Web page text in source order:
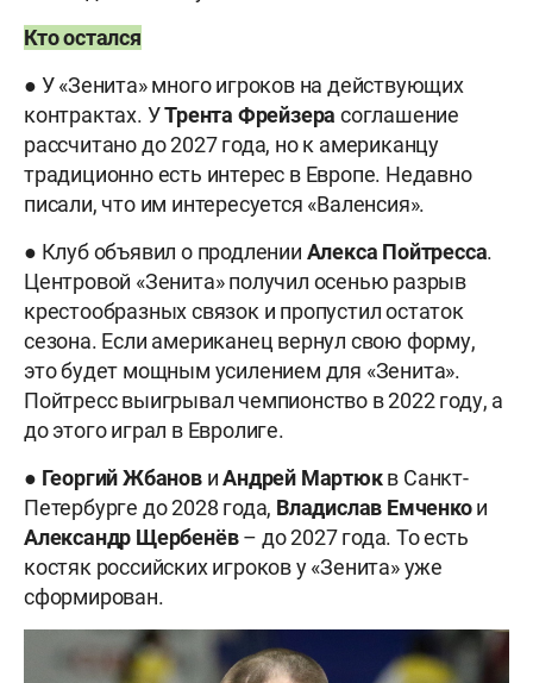
Кто остался
● У «Зенита» много игроков на действующих
контрактах. УТрента Фрейзерасоглашение
рассчитано до 2027 года, но к американцу
традиционно есть интерес в Европе. Недавно
писали, что им интересуется «Валенсия».
● Клуб объявил о продлении Алекса Пойтресса.
Центровой «Зенита» получил осенью разрыв
крестообразных связок и пропустил остаток
сезона. Если американец вернул свою форму,
это будет мощным усилением для «Зенита».
Пойтресс выигрывал чемпионство в 2022 году, а
до этого играл в Евролиге.
● ГеоргийЖбанов иАндрей Мартюкв Санкт-
Петербурге до 2028 года, Владислав Емченкои
Александр Щербенёв– до 2027 года. То есть
костяк российских игроков у «Зенита» уже
сформирован.